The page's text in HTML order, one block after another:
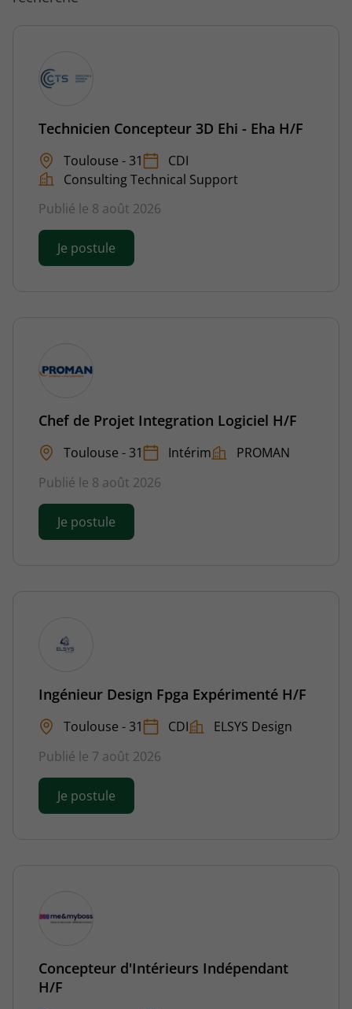
Technicien Concepteur 3D Ehi - Eha H/F
Toulouse - 31
CDI
Consulting Technical Support
Publié le 8 août 2026
Je postule
Chef de Projet Integration Logiciel H/F
Toulouse - 31 Intérim
PROMAN
Publié le 8 août 2026
Je postule
Ingénieur Design Fpga Expérimenté H/F
Toulouse - 31 CDI
ELSYS Design
Publié le 7 août 2026
Je postule
Concepteur d'Intérieurs Indépendant
H/F